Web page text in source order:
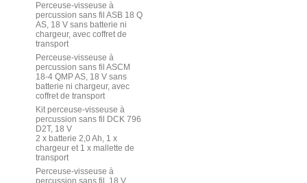
Perceuse-visseuse à
percussion sans fil ASB 18 Q
AS, 18 V sans batterie ni
chargeur, avec coffret de
transport
Perceuse-visseuse à
percussion sans fil ASCM
18-4 QMP AS, 18 V sans
batterie ni chargeur, avec
coffret de transport
Kit perceuse-visseuse à
percussion sans fil DCK 796
D2T, 18 V
2 x batterie 2,0 Ah, 1 x
chargeur et 1 x mallette de
transport
Perceuse-visseuse à
percussion sans fil, 18 V